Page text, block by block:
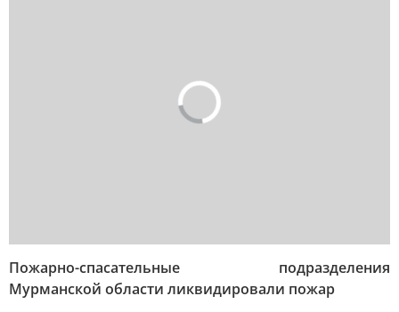
Пожарно-спасательные подразделения
Мурманской области ликвидировали пожар